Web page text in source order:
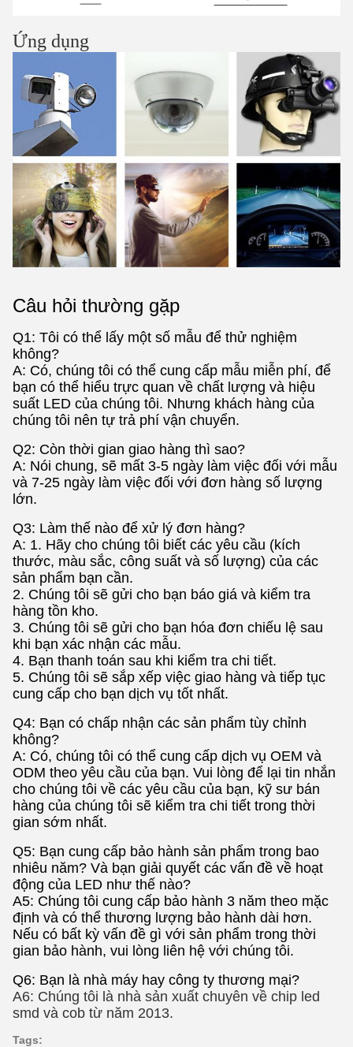
Ứng dụng
Câu hỏi thường gặp
Q1: Tôi có thể lấy một số mẫu để thử nghiệm
không?
A: Có, chúng tôi có thể cung cấp mẫu miễn phí, để
bạn có thể hiểu trực quan về chất lượng và hiệu
suất LED của chúng tôi. Nhưng khách hàng của
chúng tôi nên tự trả phí vận chuyển.
Q2: Còn thời gian giao hàng thì sao?
A: Nói chung, sẽ mất 3-5 ngày làm việc đối với mẫu
và 7-25 ngày làm việc đối với đơn hàng số lượng
lớn.
Q3: Làm thế nào để xử lý đơn hàng?
A: 1. Hãy cho chúng tôi biết các yêu cầu (kích
thước, màu sắc, công suất và số lượng) của các
sản phẩm bạn cần.
2. Chúng tôi sẽ gửi cho bạn báo giá và kiểm tra
hàng tồn kho.
3. Chúng tôi sẽ gửi cho bạn hóa đơn chiếu lệ sau
khi bạn xác nhận các mẫu.
4. Bạn thanh toán sau khi kiểm tra chi tiết.
5. Chúng tôi sẽ sắp xếp việc giao hàng và tiếp tục
cung cấp cho bạn dịch vụ tốt nhất.
Q4: Bạn có chấp nhận các sản phẩm tùy chỉnh
không?
A: Có, chúng tôi có thể cung cấp dịch vụ OEM và
ODM theo yêu cầu của bạn. Vui lòng để lại tin nhắn
cho chúng tôi về các yêu cầu của bạn, kỹ sư bán
hàng của chúng tôi sẽ kiểm tra chi tiết trong thời
gian sớm nhất.
Q5: Bạn cung cấp bảo hành sản phẩm trong bao
nhiêu năm? Và bạn giải quyết các vấn đề về hoạt
động của LED như thế nào?
A5: Chúng tôi cung cấp bảo hành 3 năm theo mặc
định và có thể thương lượng bảo hành dài hơn.
Nếu có bất kỳ vấn đề gì với sản phẩm trong thời
gian bảo hành, vui lòng liên hệ với chúng tôi.
Q6: Bạn là nhà máy hay công ty thương mại?
A6: Chúng tôi là nhà sản xuất chuyên về chip led
smd và cob từ năm 2013.
Tags: